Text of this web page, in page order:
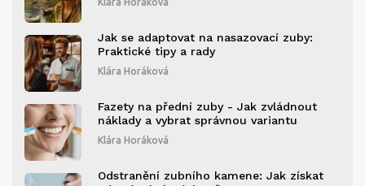
Jak se adaptovat na nasazovací zuby:
Praktické tipy a rady
Klára Horáková
Fazety na přední zuby - Jak zvládnout
náklady a vybrat správnou variantu
Klára Horáková
Odstranění zubního kamene: Jak získat